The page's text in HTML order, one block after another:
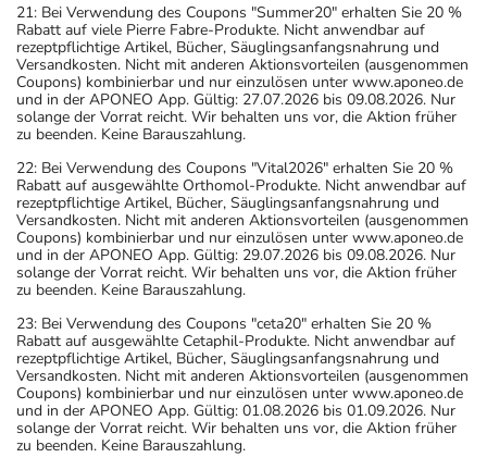
21: Bei Verwendung des Coupons "Summer20" erhalten Sie 20 %
Rabatt auf viele Pierre Fabre-Produkte. Nicht anwendbar auf
rezeptpflichtige Artikel, Bücher, Säuglingsanfangsnahrung und
Versandkosten. Nicht mit anderen Aktionsvorteilen (ausgenommen
Coupons) kombinierbar und nur einzulösen unter www.aponeo.de
und in der APONEO App. Gültig: 27.07.2026 bis 09.08.2026. Nur
solange der Vorrat reicht. Wir behalten uns vor, die Aktion früher
zu beenden. Keine Barauszahlung.
22: Bei Verwendung des Coupons "Vital2026" erhalten Sie 20 %
Rabatt auf ausgewählte Orthomol-Produkte. Nicht anwendbar auf
rezeptpflichtige Artikel, Bücher, Säuglingsanfangsnahrung und
Versandkosten. Nicht mit anderen Aktionsvorteilen (ausgenommen
Coupons) kombinierbar und nur einzulösen unter www.aponeo.de
und in der APONEO App. Gültig: 29.07.2026 bis 09.08.2026. Nur
solange der Vorrat reicht. Wir behalten uns vor, die Aktion früher
zu beenden. Keine Barauszahlung.
23: Bei Verwendung des Coupons "ceta20" erhalten Sie 20 %
Rabatt auf ausgewählte Cetaphil-Produkte. Nicht anwendbar auf
rezeptpflichtige Artikel, Bücher, Säuglingsanfangsnahrung und
Versandkosten. Nicht mit anderen Aktionsvorteilen (ausgenommen
Coupons) kombinierbar und nur einzulösen unter www.aponeo.de
und in der APONEO App. Gültig: 01.08.2026 bis 01.09.2026. Nur
solange der Vorrat reicht. Wir behalten uns vor, die Aktion früher
zu beenden. Keine Barauszahlung.